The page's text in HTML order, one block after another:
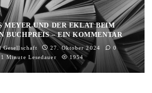
MEYER UND DER EKLAT BEIM
BUCHPREIS – EIN KOMMENTAR
Gesellschaft 27. Oktober 2024
0
1 Minute Lesedauer
1954